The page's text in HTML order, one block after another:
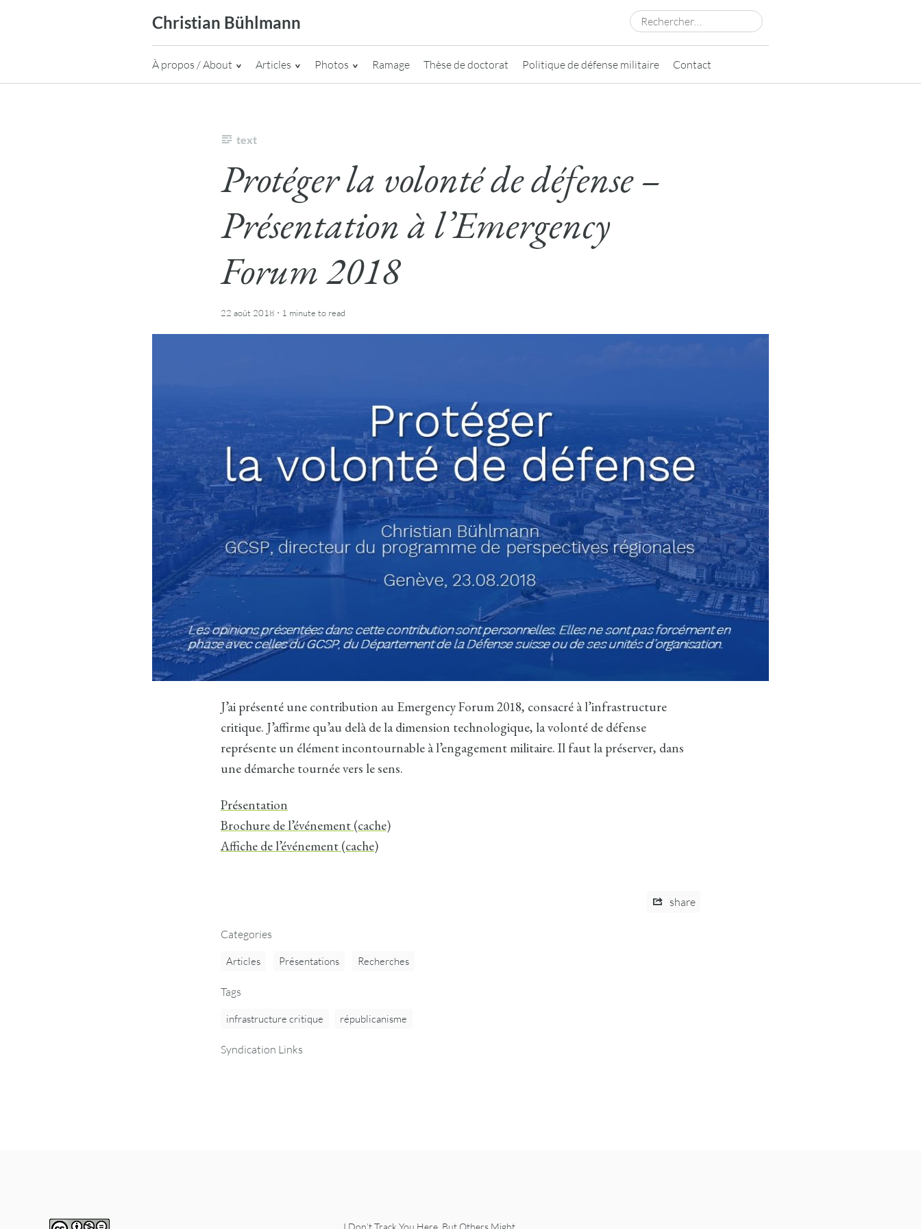
Christian Bühlmann Rechercher :
À propos / About Articles Photos Ramage Thèse de doctorat Politique de défense militaire Contact
text
Protéger la volonté de défense –
Présentation à l’Emergency
Forum 2018
22 août 2018 · 1 minute to read
J’ai présenté une contribution au Emergency Forum 2018, consacré à l’infrastructure
critique. J’affirme qu’au delà de la dimension technologique, la volonté de défense
représente un élément incontournable à l’engagement militaire. Il faut la préserver, dans
une démarche tournée vers le sens.
Présentation
Brochure de l’événement (cache)
Affiche de l’événement (cache)
share
Categories
Articles Présentations Recherches
Tags
infrastructure critique républicanisme
Syndication Links